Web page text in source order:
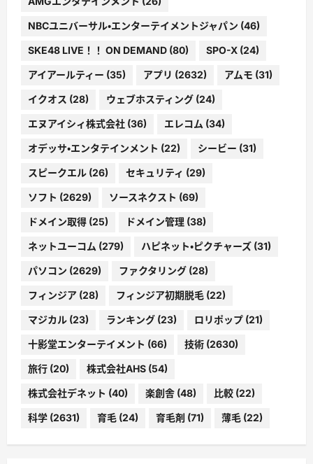
NBCユニバーサル・エンターテイメントジャパン (46)
SKE48 LIVE！！ ON DEMAND (80) SPO-X (24)
アイアールティー (35) アプリ (2632) アムモ (31)
イクオス (28) ウェブホスティング (24)
エヌアイシィ株式会社 (36) エレコム (34)
オデッサ・エンタテインメント (22) シービー (31)
スピークエル (26) セキュリティ (29)
ソフト (2629) ソースネクスト (69)
ドメイン取得 (25) ドメイン管理 (38)
ネットユーコム (279) ハピネット・ピクチャーズ (31)
パソコン (2629) ファクタリング (28)
フィンジア (28) フィンジア初期脱毛 (22)
マジカル (23) ランキング (23) ロリポップ (21)
十影堂エンターテイメント (66) 技術 (2630)
旅行 (20) 株式会社AHS (54)
株式会社デネット (40) 楽創舎 (48) 比較 (22)
科学 (2631) 育毛 (24) 育毛剤 (71) 薄毛 (22)